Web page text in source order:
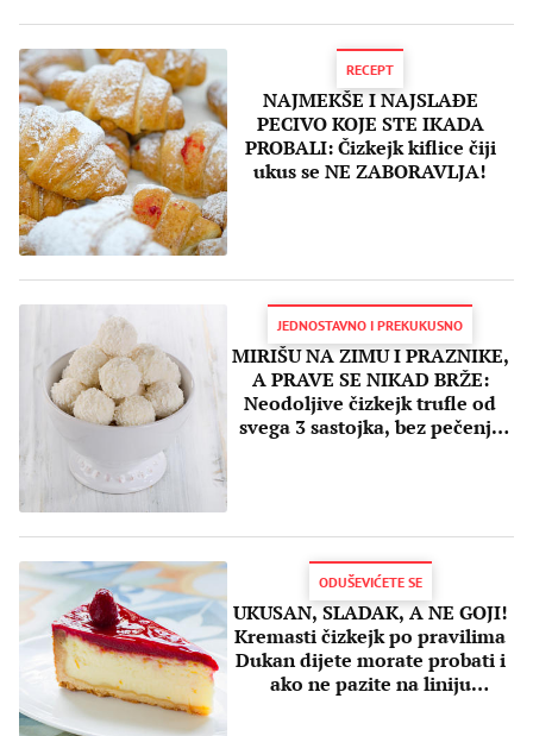
RECEPT
NAJMEKŠE I NAJSLAĐE
PECIVO KOJE STE IKADA
PROBALI: Čizkejk kiflice čiji
ukus se NE ZABORAVLJA!
JEDNOSTAVNO I PREKUKUSNO
MIRIŠU NA ZIMU I PRAZNIKE,
A PRAVE SE NIKAD BRŽE:
Neodoljive čizkejk trufle od
svega 3 sastojka, bez pečenja
ODUŠEVIĆETE SE
UKUSAN, SLADAK, A NE GOJI!
Kremasti čizkejk po pravilima
Dukan dijete morate probati i
ako ne pazite na liniju